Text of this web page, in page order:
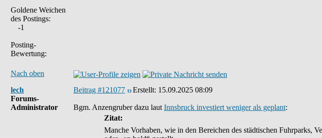
Goldene Weichen
des Postings:
-1
Posting-
Bewertung:
Nach oben
lech
Forums-
Administrator
Beitrag #121077 Erstellt: 15.09.2025 08:09
Bgm. Anzengruber dazu laut Innsbruck investiert weniger als geplant:
Zitat:
Manche Vorhaben, wie in den Bereichen des städtischen Fuhrparks,